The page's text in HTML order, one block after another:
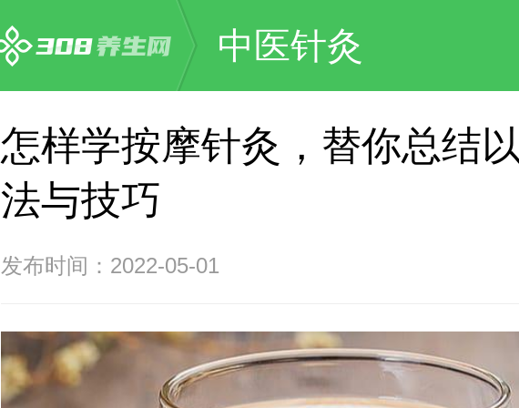
中医针灸
怎样学按摩针灸，替你总结
法与技巧
发布时间：2022-05-01